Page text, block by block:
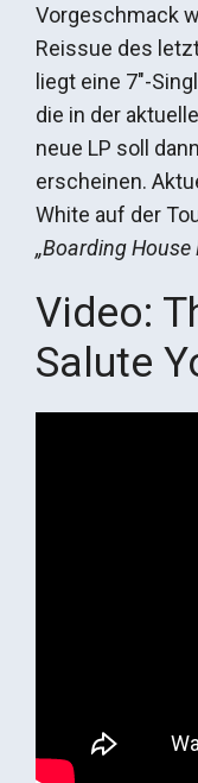
Vorgeschmack
Reissue des
liegt eine 7″-
die in der
neue LP soll
erscheinen.
White auf der
„Boarding House
Video:
Salute